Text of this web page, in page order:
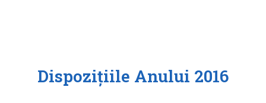
Dispozițiile Anului 2016